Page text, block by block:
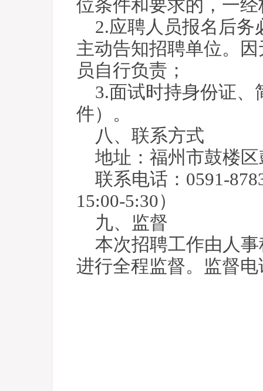
位条件和要求的，一
2.应聘人员报名后
主动告知招聘单位。
员自行负责；
3.面试时持身份证
件）。
八、联系方式
地址：福州市鼓楼
联系电话：0591-
15:00-5:30）
九、监督
本次招聘工作由人
进行全程监督。监督电